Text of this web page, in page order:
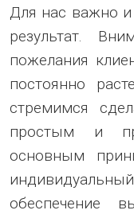
Для нас важно и
результат.
пожелания
постоянно
стремимся
простым и
основным
обеспечение